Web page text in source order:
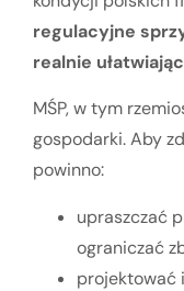
regulacyjne
realnie
MŚP, w tym
gospodarki. Aby
powinno:
upraszczać
ograniczać
projektować